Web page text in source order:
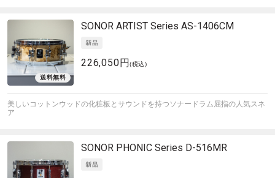
SONOR ARTIST Series AS-1406CM
226,050円(税込)
美しいコットンウッドの化粧板とサウンドを持つソナードラム屈指の人気スネ
ア
SONOR PHONIC Series D-516MR